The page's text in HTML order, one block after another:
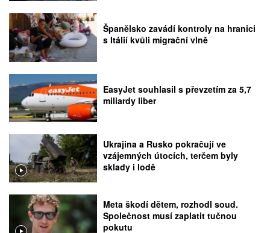
Španělsko zavádí kontroly na hranici
s Itálií kvůli migrační vlně
EasyJet souhlasil s převzetím za 5,7
miliardy liber
Ukrajina a Rusko pokračují ve
vzájemných útocích, terčem byly
sklady i lodě
Meta škodí dětem, rozhodl soud.
Společnost musí zaplatit tučnou
pokutu